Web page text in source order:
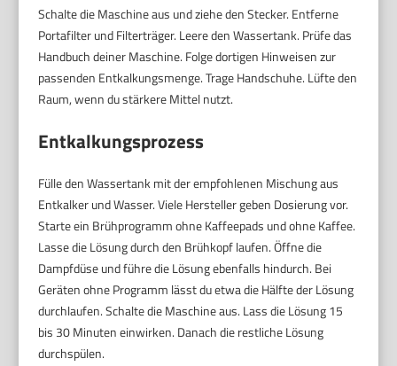
Schalte die Maschine aus und ziehe den Stecker. Entferne
Portafilter und Filterträger. Leere den Wassertank. Prüfe das
Handbuch deiner Maschine. Folge dortigen Hinweisen zur
passenden Entkalkungsmenge. Trage Handschuhe. Lüfte den
Raum, wenn du stärkere Mittel nutzt.
Entkalkungsprozess
Fülle den Wassertank mit der empfohlenen Mischung aus
Entkalker und Wasser. Viele Hersteller geben Dosierung vor.
Starte ein Brühprogramm ohne Kaffeepads und ohne Kaffee.
Lasse die Lösung durch den Brühkopf laufen. Öffne die
Dampfdüse und führe die Lösung ebenfalls hindurch. Bei
Geräten ohne Programm lässt du etwa die Hälfte der Lösung
durchlaufen. Schalte die Maschine aus. Lass die Lösung 15
bis 30 Minuten einwirken. Danach die restliche Lösung
durchspülen.